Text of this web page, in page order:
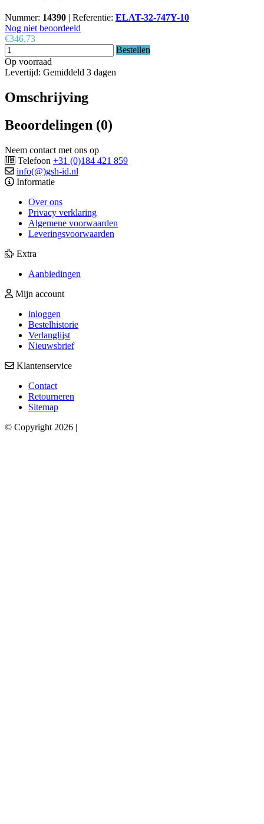
Nummer: 14390 | Referentie: ELAT-32-747Y-10
Nog niet beoordeeld
€346,73
Bestellen
Op voorraad
Levertijd: Gemiddeld 3 dagen
Omschrijving
Beoordelingen (0)
Neem contact met ons op
Telefoon +31 (0)184 421 859
info(@)gsh-id.nl
Informatie
Over ons
Privacy verklaring
Algemene voorwaarden
Leveringsvoorwaarden
Extra
Aanbiedingen
Mijn account
inloggen
Bestelhistorie
Verlanglijst
Nieuwsbrief
Klantenservice
Contact
Retourneren
Sitemap
© Copyright 2026 |